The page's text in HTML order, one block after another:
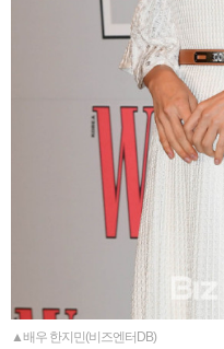
▲배우 한지민(비즈엔터DB)